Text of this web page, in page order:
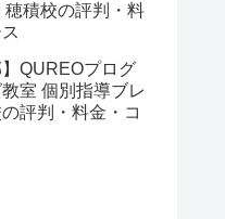
穂積校の評判・料
】QUREOプログ
室 個別指導ブレ
評判・料金・コ